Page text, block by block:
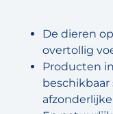
De dieren
overtollig
Producten